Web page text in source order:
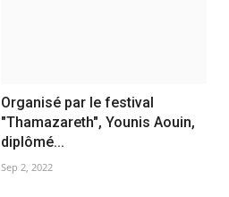
Organisé par le festival
"Thamazareth", Younis Aouin,
diplômé...
Sep 2, 2022